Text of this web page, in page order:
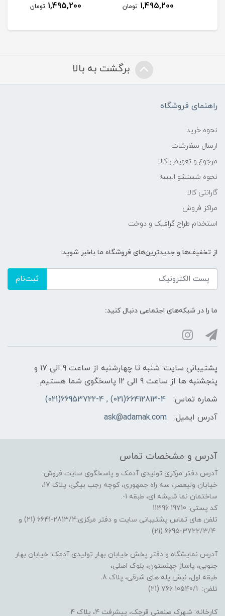
1,495,200 تومان 1,495,200 تومان
برگشت به بالا
راهنمای فروشگاه
نحوه خرید
ارسال سفارشات
مرجوع و تعویض کالا
نحوه شستشو البسه
گارانتی کالا
مراکز فروش
استخدام طراح گرافیک و دوخت
از تخفیف‌ها و جدیدترین‌های فروشگاه ما باخبر شوید:
ثبت‌نام
ما را در شبکه‌های اجتماعی دنبال کنید:
پشتیبانی سایت: شنبه تا چهارشنبه از ساعت 9 الی 17 و
پنجشنبه ها از ساعت 9 الی 12 پاسخگوی شما هستیم.
شماره تماس:
66412813-4(021) , 66953722-4(021)
آدرس ایمیل:
ask@adamak.com
آدرس و مشخصات تماس
آدرس دفتر مرکزی تولیدی آدمک و پاسخگوی سایت فروش:
خیابان ولیعصر، سه راه جمهوری، کوچه رجب بیگی، پلاک 17،
ساختمان نما شیشه ای، طبقه 1-.
کد پستی: 19710 11396
تلفن های تماس پشتیبانی سایت و دفتر مرکزی:2813/4-6641 (21) و
آدرس نمایشگاه و دفتر پخش خیابان بهار تولیدی آدمک: خیابان بهار
جنوبی، پاساژ چهلستون، بلوک اصلی،
طبقه اول، نبش پله های شرقی، پلاک 8.
تلفن: 10540/1 766 (21)
کارخانه: شهرک صنعتی قرچک، پیشرفت 4، پلاک 4